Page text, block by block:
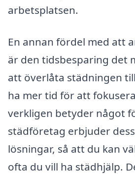
arbetsplatsen.
En annan fördel med att
är den tidsbesparing det
att överlåta städningen
ha mer tid för att
verkligen betyder något
städföretag erbjuder
lösningar, så att du kan
ofta du vill ha städhjälp.